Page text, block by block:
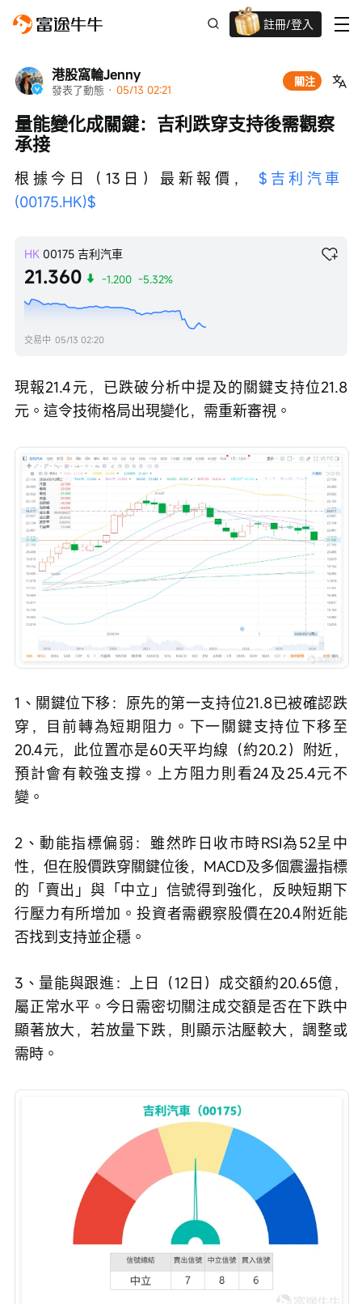
註冊/登入
迎新驚喜賞 股票/BTC等任你揀!
港股窩輪Jenny
發表了動態 · 05/13 02:21
關注
量能變化成關鍵：吉利跌穿支持後需觀察
承接
根據今日（13日）最新報價， $吉利汽車
(00175.HK)$
HK 00175 吉利汽車
21.360 -1.200 -5.32%
交易中 05/13 02:20
現報21.4元，已跌破分析中提及的關鍵支持位21.8
元。這令技術格局出現變化，需重新審視。
1、關鍵位下移：原先的第一支持位21.8已被確認跌
穿，目前轉為短期阻力。下一關鍵支持位下移至
20.4元，此位置亦是60天平均線（約20.2）附近，
預計會有較強支撐。上方阻力則看24及25.4元不
變。
2、動能指標偏弱：雖然昨日收市時RSI為52呈中
性，但在股價跌穿關鍵位後，MACD及多個震盪指標
的「賣出」與「中立」信號得到強化，反映短期下
行壓力有所增加。投資者需觀察股價在20.4附近能
否找到支持並企穩。
3、量能與跟進：上日（12日）成交額約20.65億，
屬正常水平。今日需密切關注成交額是否在下跌中
顯著放大，若放量下跌，則顯示沽壓較大，調整或
需時。